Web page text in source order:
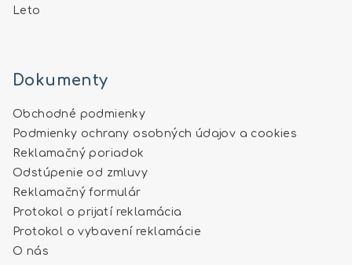
Leto
Dokumenty
Obchodné podmienky
Podmienky ochrany osobných údajov a cookies
Reklamačný poriadok
Odstúpenie od zmluvy
Reklamačný formulár
Protokol o prijatí reklamácia
Protokol o vybavení reklamácie
O nás